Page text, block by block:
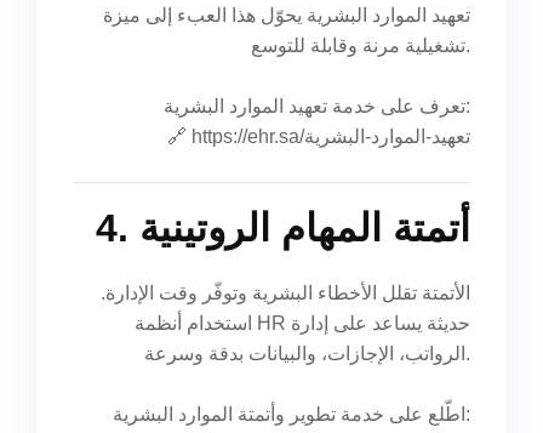
تعهيد الموارد البشرية يحوّل هذا العبء إلى ميزة
تشغيلية مرنة وقابلة للتوسع.
تعرف على خدمة تعهيد الموارد البشرية:
🔗
https://ehr.sa/تعهيد-الموارد-البشرية
4. أتمتة المهام الروتينية
الأتمتة تقلل الأخطاء البشرية وتوفّر وقت الإدارة.
استخدام أنظمة HR حديثة يساعد على إدارة
الرواتب، الإجازات، والبيانات بدقة وسرعة.
اطّلع على خدمة تطوير وأتمتة الموارد البشرية: